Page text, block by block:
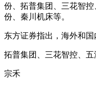
份、拓普集团、三花智
份、秦川机床等。
东方证券指出，海外和
拓普集团、三花智控、五
宗禾